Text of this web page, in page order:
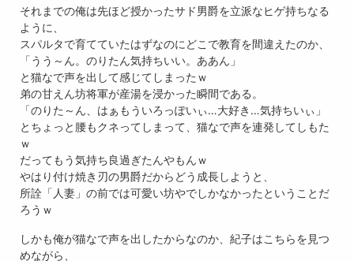
それまでの俺は先ほど授かったサド男爵を立派なヒゲ持ちなる
ように、
スパルタで育てていたはずなのにどこで教育を間違えたのか、
「うう～ん。のりたん気持ちいい。ああん」
と猫なで声を出して感じてしまったｗ
弟の甘えん坊将軍が産湯を浸かった瞬間である。
「のりた～ん、はぁもういろっぽいぃ…大好き…気持ちいぃ」
とちょっと腰もクネってしまって、猫なで声を連発してしもた
ｗ
だってもう気持ち良過ぎたんやもんｗ
やはり付け焼き刃の男爵だからどう成長しようと、
所詮「人妻」の前では可愛い坊やでしかなかったということだ
ろうｗ
しかも俺が猫なで声を出したからなのか、紀子はこちらを見つ
めながら、